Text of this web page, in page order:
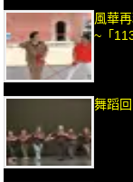
風華
~「
舞蹈